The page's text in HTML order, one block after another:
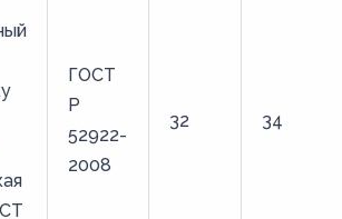
ГОСТ
Р
52922-
2008
32 34